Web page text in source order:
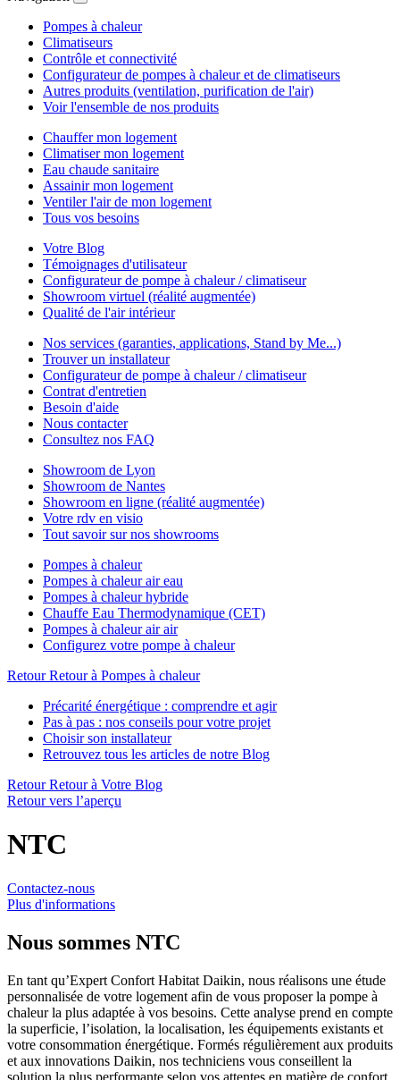
Pompes à chaleur
Climatiseurs
Contrôle et connectivité
Configurateur de pompes à chaleur et de climatiseurs
Autres produits (ventilation, purification de l'air)
Voir l'ensemble de nos produits
Chauffer mon logement
Climatiser mon logement
Eau chaude sanitaire
Assainir mon logement
Ventiler l'air de mon logement
Tous vos besoins
Votre Blog
Témoignages d'utilisateur
Configurateur de pompe à chaleur / climatiseur
Showroom virtuel (réalité augmentée)
Qualité de l'air intérieur
Nos services (garanties, applications, Stand by Me...)
Trouver un installateur
Configurateur de pompe à chaleur / climatiseur
Contrat d'entretien
Besoin d'aide
Nous contacter
Consultez nos FAQ
Showroom de Lyon
Showroom de Nantes
Showroom en ligne (réalité augmentée)
Votre rdv en visio
Tout savoir sur nos showrooms
Pompes à chaleur
Pompes à chaleur air eau
Pompes à chaleur hybride
Chauffe Eau Thermodynamique (CET)
Pompes à chaleur air air
Configurez votre pompe à chaleur
Retour Retour à Pompes à chaleur
Précarité énergétique : comprendre et agir
Pas à pas : nos conseils pour votre projet
Choisir son installateur
Retrouvez tous les articles de notre Blog
Retour Retour à Votre Blog
Retour vers l’aperçu
NTC
Contactez-nous
Plus d'informations
Nous sommes NTC
En tant qu’Expert Confort Habitat Daikin, nous réalisons une étude
personnalisée de votre logement afin de vous proposer la pompe à
chaleur la plus adaptée à vos besoins. Cette analyse prend en compte
la superficie, l’isolation, la localisation, les équipements existants et
votre consommation énergétique. Formés régulièrement aux produits
et aux innovations Daikin, nos techniciens vous conseillent la
solution la plus performante selon vos attentes en matière de confort,